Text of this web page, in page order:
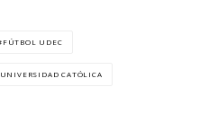
FÚTBOL UDEC
UNIVERSIDAD CATÓLICA